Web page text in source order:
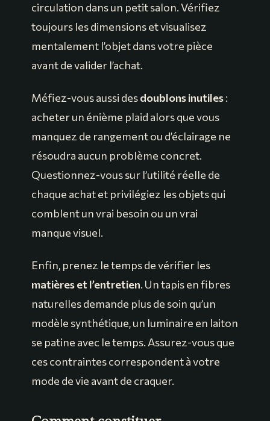
circulation dans un petit salon. Vérifiez
toujours les dimensions et visualisez
mentalement l’objet dans votre pièce
avant de valider l’achat.
Méfiez-vous aussi desdoublons inutiles:
acheter un énième plaid alors que vous
manquez de rangement ou d’éclairage ne
résoudra aucun problème concret.
Questionnez-vous sur l’utilité réelle de
chaque achat et privilégiez les objets qui
comblent un vrai besoin ou un vrai
manque visuel.
Enfin, prenez le temps de vérifier les
matières et l’entretien. Un tapis en fibres
naturelles demande plus de soin qu’un
modèle synthétique, un luminaire en laiton
se patine avec le temps. Assurez-vous que
ces contraintes correspondent à votre
mode de vie avant de craquer.